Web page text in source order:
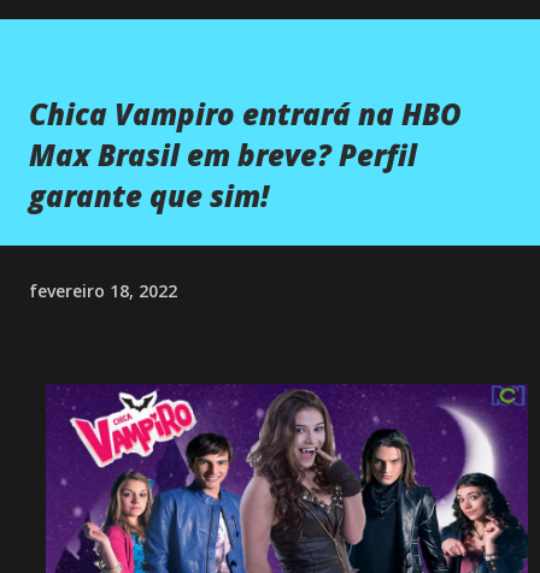
Chica Vampiro entrará na HBO
Max Brasil em breve? Perfil
garante que sim!
fevereiro 18, 2022